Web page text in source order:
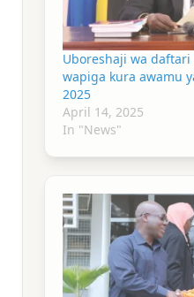
Uboreshaji wa
wapiga kura awamu
2025
April 14, 2025
In "News"